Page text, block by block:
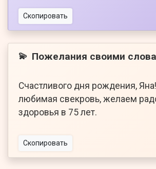
Скопировать
💫 Пожелания своими
Счастливого дня рождения,
любимая свекровь, желаем
здоровья в 75 лет.
Скопировать